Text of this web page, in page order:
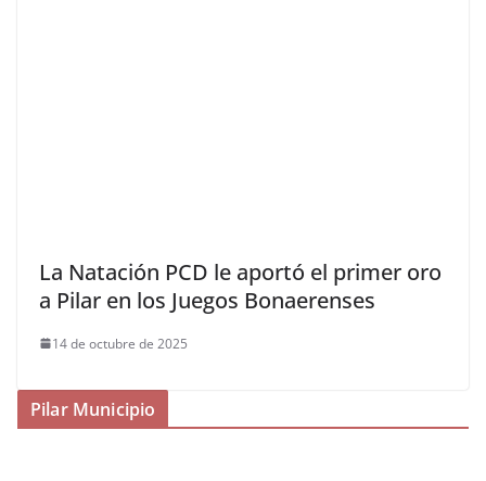
La Natación PCD le aportó el primer oro
a Pilar en los Juegos Bonaerenses
14 de octubre de 2025
Pilar Municipio